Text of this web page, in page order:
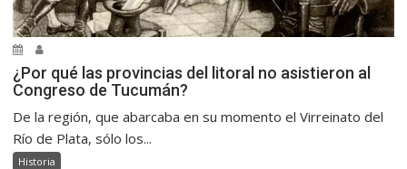
¿Por qué las provincias del litoral no asistieron al
Congreso de Tucumán?
De la región, que abarcaba en su momento el Virreinato del
Río de Plata, sólo los...
Historia